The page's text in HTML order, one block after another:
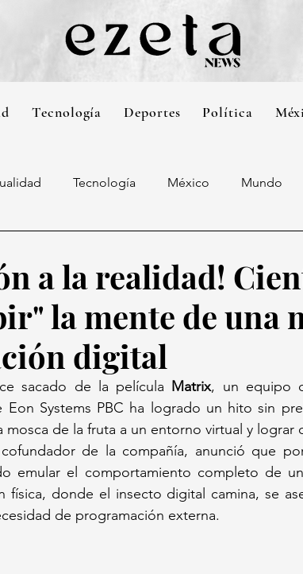
Tecnología Deportes Política
Tecnología México Mundo
a la realidad!
la mente de una
digital
sacado de la película Matrix, un equipo
Eon Systems PBC ha logrado un hito sin
de la fruta a un entorno virtual y lograr
cofundador de la compañía, anunció que
emular el comportamiento completo de
física, donde el insecto digital camina, se
de programación externa.